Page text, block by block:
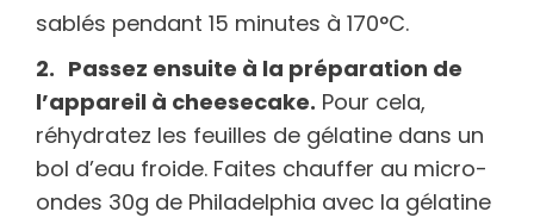
sablés pendant 15 minutes à 170°C.
Passez ensuite à la préparation de
l’appareil à cheesecake. Pour cela,
réhydratez les feuilles de gélatine dans un
bol d’eau froide. Faites chauffer au micro-
ondes 30g de Philadelphia avec la gélatine